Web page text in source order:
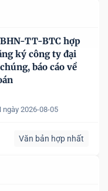
TT-BTC hợp
ký công ty đại
báo cáo về
ngày 2026-08-05
Văn bản hợp nhất